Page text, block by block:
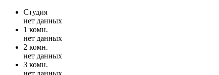
Студия
нет данных
1 комн.
нет данных
2 комн.
нет данных
3 комн.
нет данных